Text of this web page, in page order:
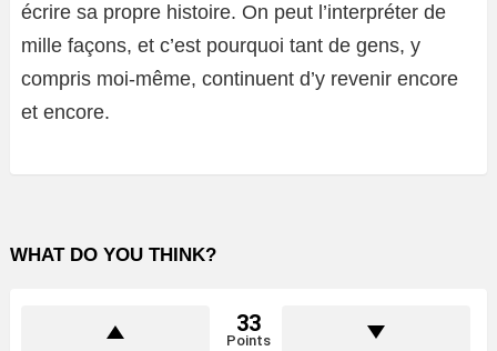
écrire sa propre histoire. On peut l’interpréter de
mille façons, et c’est pourquoi tant de gens, y
compris moi-même, continuent d’y revenir encore
et encore.
WHAT DO YOU THINK?
33
Points